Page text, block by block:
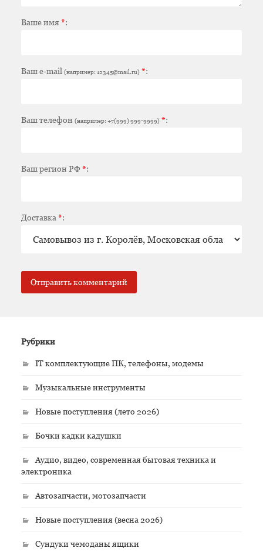
Ваше имя*:
Ваш e-mail (например: 12345@mail.ru) *:
Ваш телефон (например: +7(999) 999-9999) *:
Ваш регион РФ*:
Доставка *:
Рубрики
IT комплектующие ПК, телефоны, модемы
Музыкальные инструменты
Новые поступления (лето 2026)
Бочки кадки кадушки
Аудио, видео, современная бытовая техника и
электроника
Автозапчасти, мотозапчасти
Новые поступления (весна 2026)
Сундуки чемоданы ящики